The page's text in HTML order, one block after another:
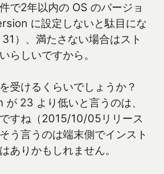
で2年以内の OS のバージョ
に設定しないと駄目にな
）、満たさない場合はスト
らしいですから。
受けるくらいでしょうか？
23 より低いと言うのは、
すね（2015/10/05リリース
う言うのは端末側でインスト
ありかもしれません。